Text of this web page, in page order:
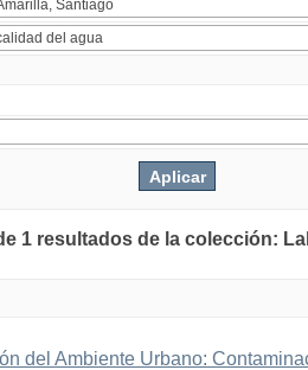
1 resultados de la colección:
del Ambiente Urbano: